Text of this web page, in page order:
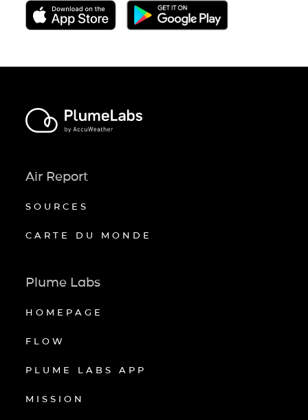
Air Report
SOURCES
CARTE DU MONDE
Plume Labs
HOMEPAGE
FLOW
PLUME LABS APP
MISSION